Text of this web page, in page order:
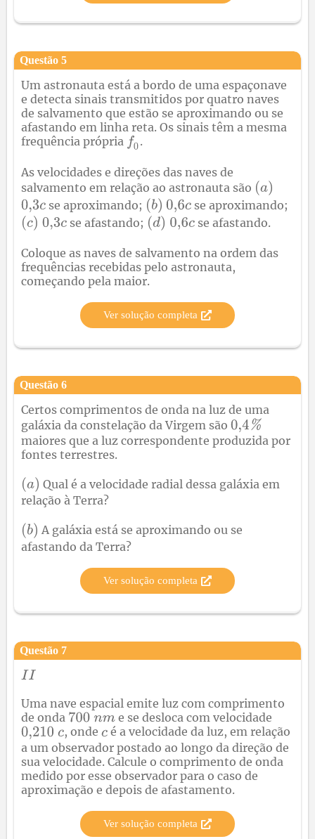
Questão 5
Um astronauta está a bordo de uma espaçonave
e detecta sinais transmitidos por quatro naves
de salvamento que estão se aproximando ou se
afastando em linha reta. Os sinais têm a mesma
frequência própria
.
As velocidades e direções das naves de
salvamento em relação ao astronauta são
se aproximando;
se aproximando;
se afastando;
se afastando.
Coloque as naves de salvamento na ordem das
frequências recebidas pelo astronauta,
começando pela maior.
Ver solução completa
Questão 6
Certos comprimentos de onda na luz de uma
galáxia da constelação da Virgem são
maiores que a luz correspondente produzida por
fontes terrestres.
Qual é a velocidade radial dessa galáxia em
relação à Terra?
A galáxia está se aproximando ou se
afastando da Terra?
Ver solução completa
Questão 7
Uma nave espacial emite luz com comprimento
de onda
e se desloca com velocidade
, onde
é a velocidade da luz, em relação
a um observador postado ao longo da direção de
sua velocidade. Calcule o comprimento de onda
medido por esse observador para o caso de
aproximação e depois de afastamento.
Ver solução completa